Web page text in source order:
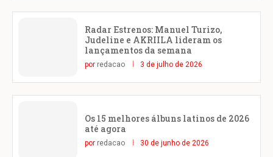
Radar Estrenos: Manuel Turizo,
Judeline e AKRIILA lideram os
lançamentos da semana
por redacao 3 de julho de 2026
Os 15 melhores álbuns latinos de 2026
até agora
por redacao 30 de junho de 2026